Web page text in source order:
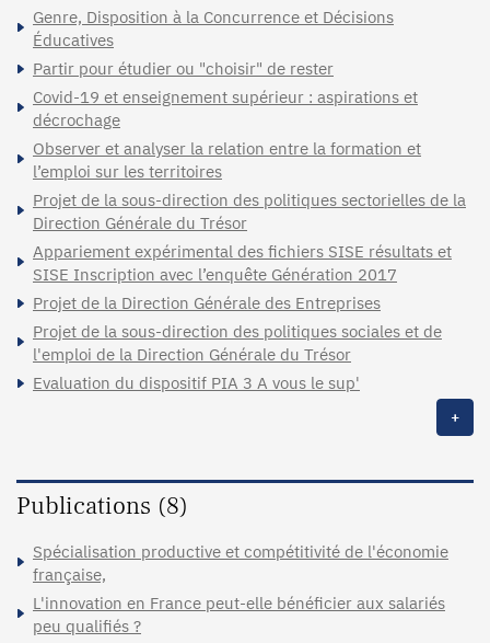
Genre, Disposition à la Concurrence et Décisions
Éducatives
Partir pour étudier ou "choisir" de rester
Covid-19 et enseignement supérieur : aspirations et
décrochage
Observer et analyser la relation entre la formation et
l’emploi sur les territoires
Projet de la sous-direction des politiques sectorielles de la
Direction Générale du Trésor
Appariement expérimental des fichiers SISE résultats et
SISE Inscription avec l’enquête Génération 2017
Projet de la Direction Générale des Entreprises
Projet de la sous-direction des politiques sociales et de
l'emploi de la Direction Générale du Trésor
Evaluation du dispositif PIA 3 A vous le sup'
+
Publications (8)
Spécialisation productive et compétitivité de l'économie
française,
L'innovation en France peut-elle bénéficier aux salariés
peu qualifiés ?